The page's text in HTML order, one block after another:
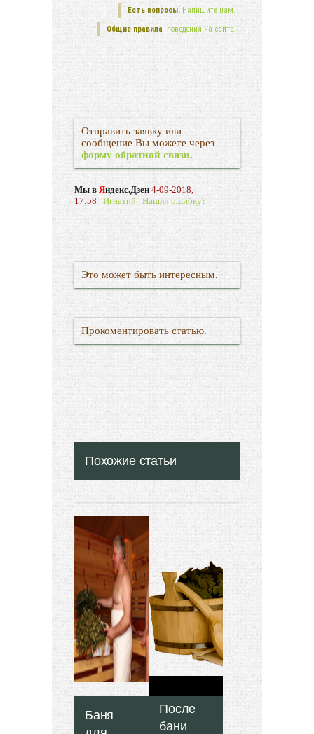
Есть вопросы. Напишите нам.
Общие правила поведения на сайте.
Отправить заявку или
сообщение Вы можете через
форму обратной связи.
Мы в Яндекс.Дзен4-09-2018,
17:58 Игнатий Нашли ошибку?
Это может быть интересным.
Прокоментировать статью.
Похожие статьи
Баня
После
бани